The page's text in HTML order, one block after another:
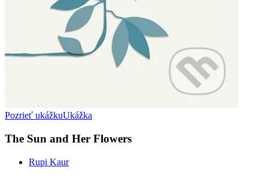
Pozrieť ukážkuUkážka
The Sun and Her Flowers
Rupi Kaur